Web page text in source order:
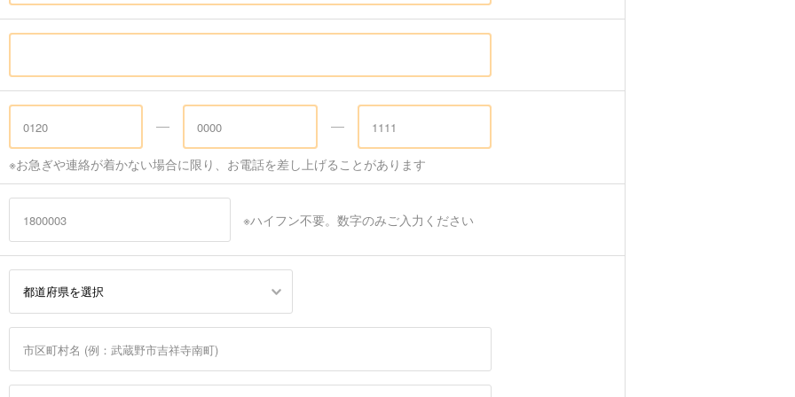
※お急ぎや連絡が着かない場合に限り、お電話を差し上げることがあります
※ハイフン不要。数字のみご入力ください